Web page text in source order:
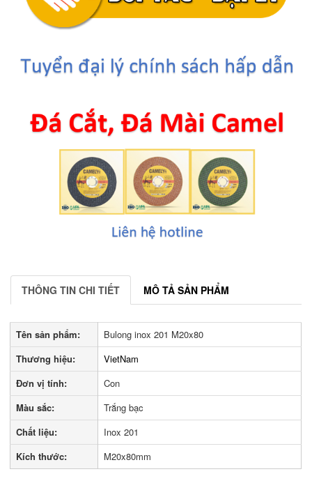
THÔNG TIN CHI TIẾT MÔ TẢ SẢN PHẨM
Tên sản phẩm:
Bulong inox 201 M20x80
Thương hiệu:
VietNam
Đơn vị tính:
Con
Màu sắc:
Trắng bạc
Chất liệu:
Inox 201
Kích thước:
M20x80mm